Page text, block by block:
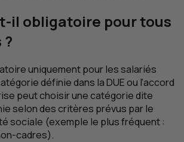
il obligatoire pour tous
uniquement pour les salariés
définie dans laDUEou l’accord
peut choisir une catégorie dite
selon des critères prévus par le
sociale (exemple le plus fréquent :
cadres).